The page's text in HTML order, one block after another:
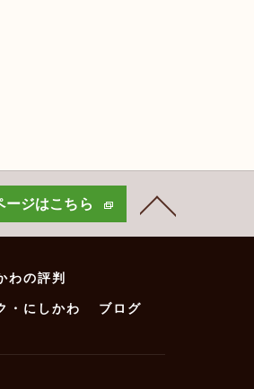
ージはこちら
わの評判
・にしかわ
ブログ